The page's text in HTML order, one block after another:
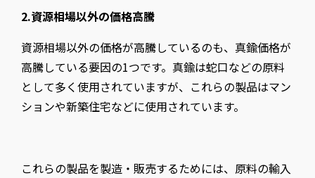
2.資源相場以外の価格高騰
資源相場以外の価格が高騰しているのも、真鍮価格が
高騰している要因の1つです。真鍮は蛇口などの原料
として多く使用されていますが、これらの製品はマン
ションや新築住宅などに使用されています。
これらの製品を製造・販売するためには、原料の輸入